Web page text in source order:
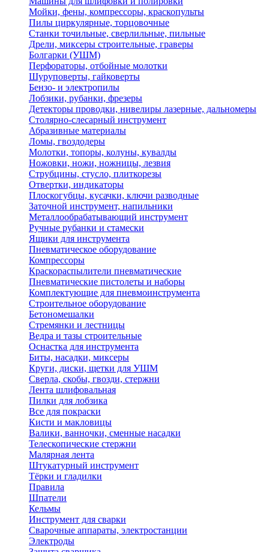
Мойки, фены, компрессоры, краскопульты
Пилы циркулярные, торцовочные
Станки точильные, сверлильные, пильные
Дрели, миксеры строительные, граверы
Болгарки (УШМ)
Перфораторы, отбойные молотки
Шуруповерты, гайковерты
Бензо- и электропилы
Лобзики, рубанки, фрезеры
Детекторы проводки, нивелиры лазерные, дальномеры
Столярно-слесарный инструмент
Абразивные материалы
Ломы, гвоздодеры
Молотки, топоры, колуны, кувалды
Ножовки, ножи, ножницы, лезвия
Струбцины, стусло, плиткорезы
Отвертки, индикаторы
Плоскогубцы, кусачки, ключи разводные
Заточной инструмент, напильники
Металлообрабатывающий инструмент
Ручные рубанки и стамески
Ящики для инструмента
Пневматическое оборудование
Компрессоры
Краскораспылители пневматические
Пневматические пистолеты и наборы
Комплектующие для пневмоинструмента
Строительное оборудование
Бетономешалки
Стремянки и лестницы
Ведра и тазы строительные
Оснастка для инструмента
Биты, насадки, миксеры
Круги, диски, щетки для УШМ
Сверла, скобы, гвозди, стержни
Лента шлифовальная
Пилки для лобзика
Все для покраски
Кисти и макловицы
Валики, ванночки, сменные насадки
Телескопические стержни
Малярная лента
Штукатурный инструмент
Тёрки и гладилки
Правила
Шпатели
Кельмы
Инструмент для сварки
Сварочные аппараты, электростанции
Электроды